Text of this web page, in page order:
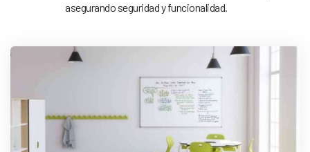
asegurando seguridad y funcionalidad.